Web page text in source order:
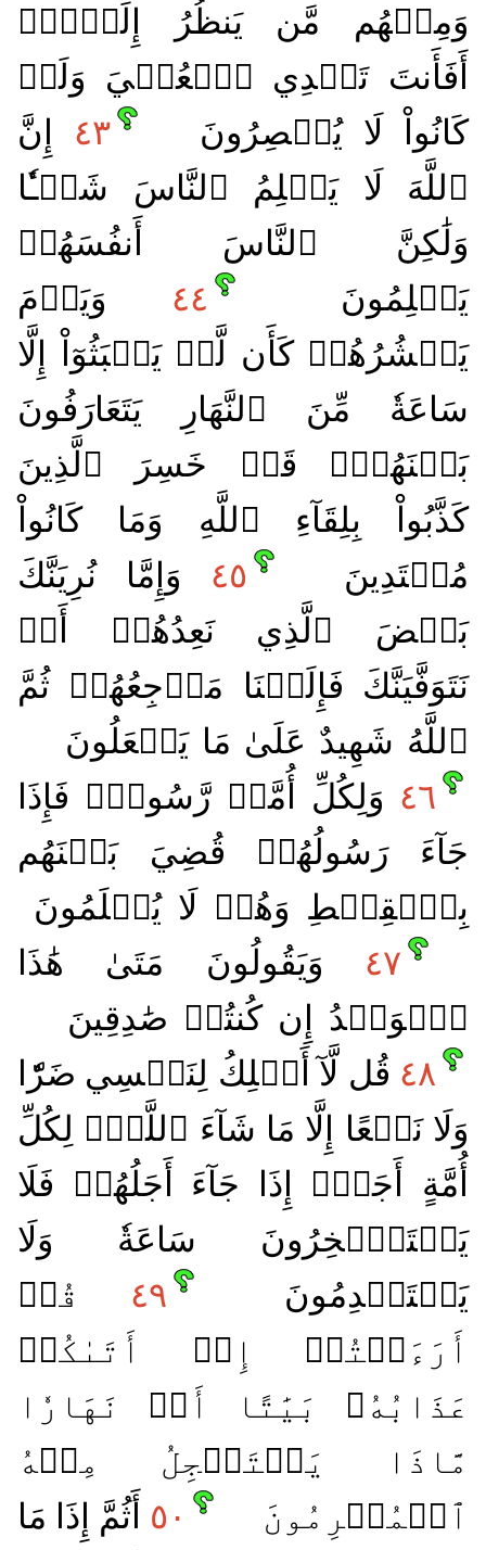
وَمِنۡهُم مَّن يَنظُرُ إِلَيۡكَۚ
أَفَأَنتَ تَهۡدِي ٱلۡعُمۡيَ وَلَوۡ
كَانُواْ لَا يُبۡصِرُونَ
٤٣ إِنَّ
ٱللَّهَ لَا يَظۡلِمُ ٱلنَّاسَ شَيۡـٔٗا
وَلَٰكِنَّ ٱلنَّاسَ أَنفُسَهُمۡ
يَظۡلِمُونَ
٤٤ وَيَوۡمَ
يَحۡشُرُهُمۡ كَأَن لَّمۡ يَلۡبَثُوٓاْ إِلَّا
سَاعَةٗ مِّنَ ٱلنَّهَارِ يَتَعَارَفُونَ
بَيۡنَهُمۡۚ قَدۡ خَسِرَ ٱلَّذِينَ
كَذَّبُواْ بِلِقَآءِ ٱللَّهِ وَمَا كَانُواْ
مُهۡتَدِينَ
٤٥ وَإِمَّا نُرِيَنَّكَ
بَعۡضَ ٱلَّذِي نَعِدُهُمۡ أَوۡ
نَتَوَفَّيَنَّكَ فَإِلَيۡنَا مَرۡجِعُهُمۡ ثُمَّ
ٱللَّهُ شَهِيدٌ عَلَىٰ مَا يَفۡعَلُونَ
٤٦ وَلِكُلِّ أُمَّةٖ رَّسُولٞۖ فَإِذَا
جَآءَ رَسُولُهُمۡ قُضِيَ بَيۡنَهُم
بِٱلۡقِسۡطِ وَهُمۡ لَا يُظۡلَمُونَ
٤٧ وَيَقُولُونَ مَتَىٰ هَٰذَا
ٱلۡوَعۡدُ إِن كُنتُمۡ صَٰدِقِينَ
٤٨ قُل لَّآ أَمۡلِكُ لِنَفۡسِي ضَرّٗا
وَلَا نَفۡعًا إِلَّا مَا شَآءَ ٱللَّهُۗ لِكُلِّ
أُمَّةٍ أَجَلٌۚ إِذَا جَآءَ أَجَلُهُمۡ فَلَا
يَسۡتَـٔۡخِرُونَ سَاعَةٗ وَلَا
يَسۡتَقۡدِمُونَ
٤٩ قُلۡ
أَرَءَيۡتُمۡ إِنۡ أَتَىٰكُمۡ
عَذَابُهُۥ بَيَٰتًا أَوۡ نَهَارٗا
مَّاذَا يَسۡتَعۡجِلُ مِنۡهُ
ٱلۡمُجۡرِمُونَ
٥٠ أَثُمَّ إِذَا مَا